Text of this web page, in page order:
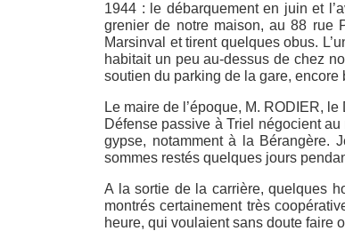
1944 : le débarquement en juin et
grenier de notre maison, au 88 rue
Marsinval et tirent quelques obus.
habitait un peu au-dessus de chez
soutien du parking de la gare,
Le maire de l’époque, M. RODIER,
Défense passive à Triel négocient
gypse, notamment à la Bérangère.
sommes restés quelques jours
A la sortie de la carrière, quelques
montrés certainement très
heure, qui voulaient sans doute